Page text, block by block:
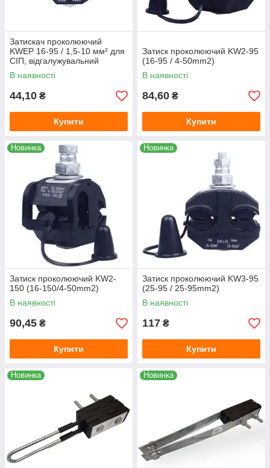
Затискач проколюючий
KWEP 16-95 / 1,5-10 мм² для
СІП, відгалужувальний
ізольований затискач
В наявності
44,10 ₴
Купити
Затиск проколюючий KW2-95
(16-95 / 4-50mm2)
В наявності
84,60 ₴
Купити
Новинка
Затиск проколюючий KW2-
150 (16-150/4-50mm2)
В наявності
90,45 ₴
Купити
Новинка
Затиск проколюючий KW3-95
(25-95 / 25-95mm2)
В наявності
117 ₴
Купити
Новинка Новинка